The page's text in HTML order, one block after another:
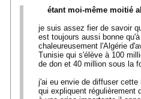
étant moi-même moitié
je suis assez fier de savoir
est toujours aussi bonne
chaleureusement l'Algérie
Tunisie qui s'élève à 100
de don et 40 million sous la
j'ai eu envie de diffuser
qui expliquent régulièrement